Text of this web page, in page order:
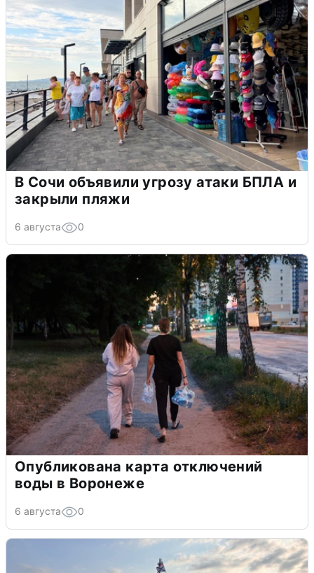
В Сочи объявили угрозу атаки БПЛА и
закрыли пляжи
6 августа 0
Опубликована карта отключений
воды в Воронеже
6 августа 0